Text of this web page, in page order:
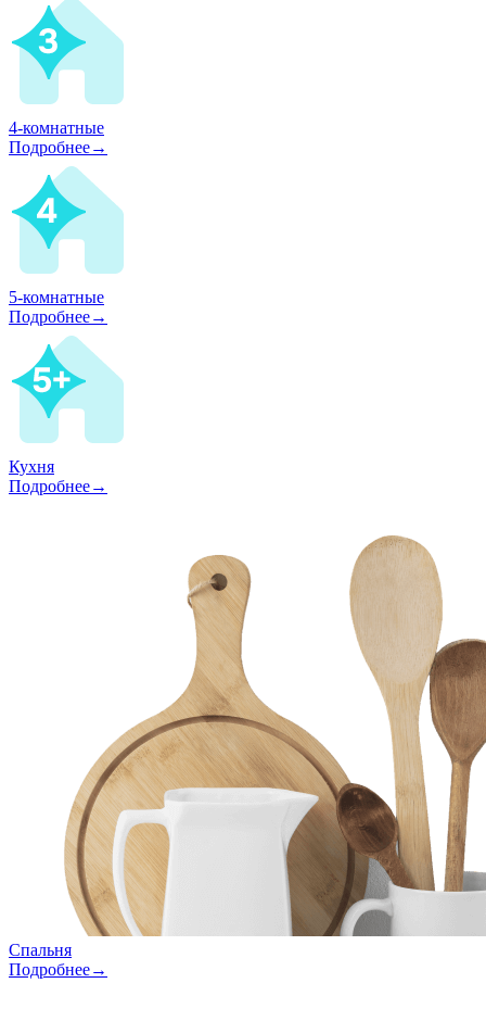
4-комнатные
Подробнее→
5-комнатные
Подробнее→
Кухня
Подробнее→
Спальня
Подробнее→